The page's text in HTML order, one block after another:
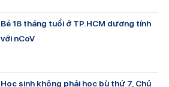
Bé 18 tháng tuổi ở TP.HCM dương tính
với nCoV
Học sinh không phải học bù thứ 7, Chủ